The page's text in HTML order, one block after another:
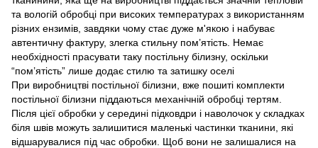
та вологій обробці при високих температурах з використанням
різних ензимів, завдяки чому стає дуже м'якою і набуває
автентичну фактуру, злегка стильну пом’ятість. Немає
необхідності прасувати таку постільну білизну, оскільки
“пом’ятість” лише додає стилю та затишку оселі
При виробництві постільної білизни, вже пошиті комплекти
постільної білизни піддаються механічній обробці тертям.
Після цієї обробки у середині підковдри і наволочок у складках
біля швів можуть залишитися маленькі частинки тканини, які
відшарувалися під час обробки. Щоб вони не залишалися на